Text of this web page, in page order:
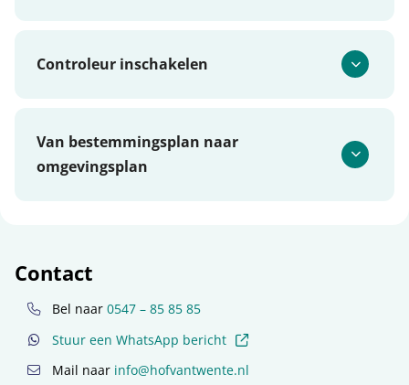
Controleur inschakelen
Van bestemmingsplan naar
omgevingsplan
Contact
Bel naar0547 – 85 85 85
Stuur een WhatsApp bericht
Mail naar info@hofvantwente.nl